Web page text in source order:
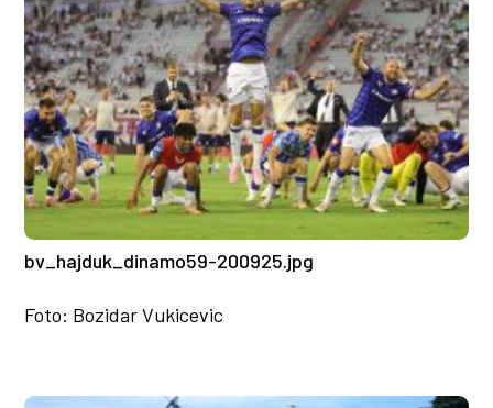
bv_hajduk_dinamo59-200925.jpg
Foto: Bozidar Vukicevic